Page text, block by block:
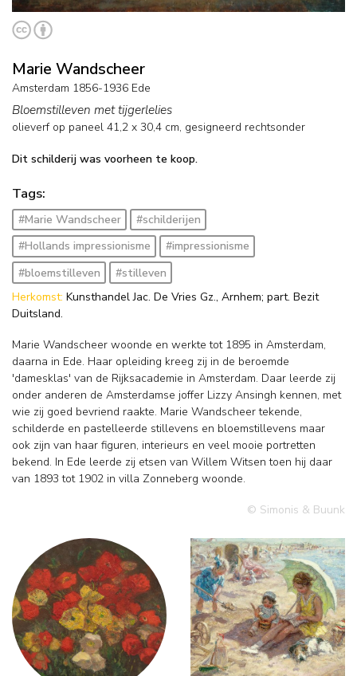
Marie Wandscheer
Amsterdam 1856-1936 Ede
Bloemstilleven met tijgerlelies
olieverf op paneel 41,2 x 30,4 cm, gesigneerd rechtsonder
Dit schilderij was voorheen te koop.
Tags:
#Marie Wandscheer
#schilderijen
#Hollands impressionisme
#impressionisme
#bloemstilleven
#stilleven
Herkomst: Kunsthandel Jac. De Vries Gz., Arnhem; part. Bezit
Duitsland.
Marie Wandscheer woonde en werkte tot 1895 in Amsterdam,
daarna in Ede. Haar opleiding kreeg zij in de beroemde
'damesklas' van de Rijksacademie in Amsterdam. Daar leerde zij
onder anderen de Amsterdamse joffer Lizzy Ansingh kennen, met
wie zij goed bevriend raakte. Marie Wandscheer tekende,
schilderde en pastelleerde stillevens en bloemstillevens maar
ook zijn van haar figuren, interieurs en veel mooie portretten
bekend. In Ede leerde zij etsen van Willem Witsen toen hij daar
van 1893 tot 1902 in villa Zonneberg woonde.
© Simonis & Buunk